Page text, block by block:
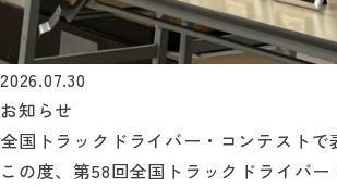
2026.07.30
お知らせ
全国トラックドライバー・コンテストで
この度、第58回全国トラックドライバ